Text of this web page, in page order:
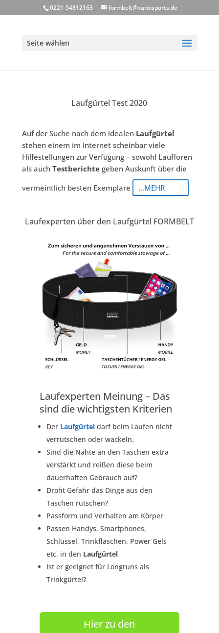
0221-54812163 formbelt@variosports.de
Seite wählen
Laufgürtel Test 2020
Auf der Suche nach dem idealen Laufgürtel
stehen einem im Internet scheinbar viele
Hilfestellungen zur Verfügung – sowohl Laufforen
als auch Testberichtegeben Auskunft über die
vermeintlich besten Exemplare
...MEHR
Laufexperten über den Laufgürtel FORMBELT
Laufexperten Meinung – Das
sind die wichtigsten Kriterien
Der Laufgürteldarf beim Laufen nicht
verrutschen oder wackeln.
Sind die Nähte an den Taschen extra
verstärkt und reißen diese beim
dauerhaften Gebrauch auf?
Droht Gefahr das Dinge aus den
Taschen rutschen?
Passform und Verhalten am Körper
Passen Handys, Smartphones,
Schlüssel, Trinkflaschen, Power Gels
etc. in den Laufgürtel
Ist er geeignet für Longruns als
Trinkgürtel?
Hier zu den